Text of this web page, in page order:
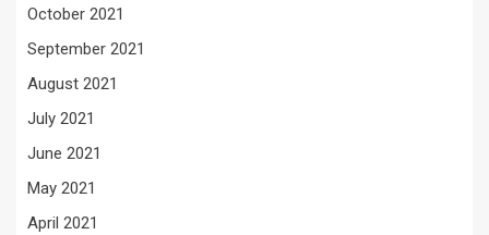
October 2021
September 2021
August 2021
July 2021
June 2021
May 2021
April 2021